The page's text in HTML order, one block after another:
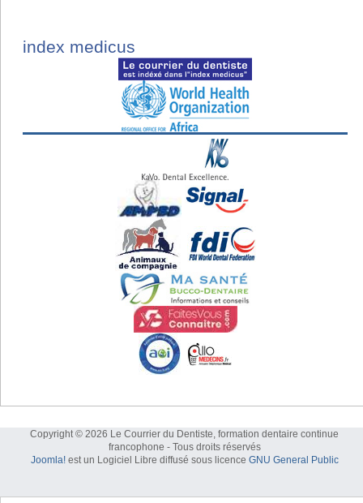
index medicus
Copyright © 2026 Le Courrier du Dentiste, formation dentaire continue
francophone - Tous droits réservés
Joomla!est un Logiciel Libre diffusé sous licence GNU General Public